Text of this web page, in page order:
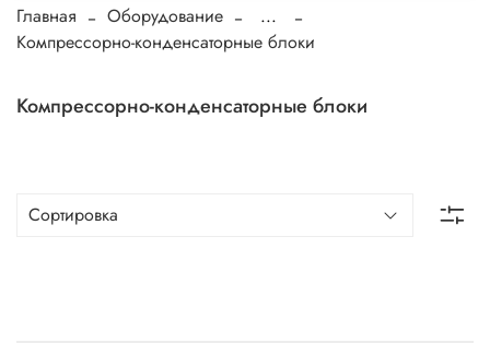
Главная Оборудование
...
Компрессорно-конденсаторные блоки
Компрессорно-конденсаторные блоки